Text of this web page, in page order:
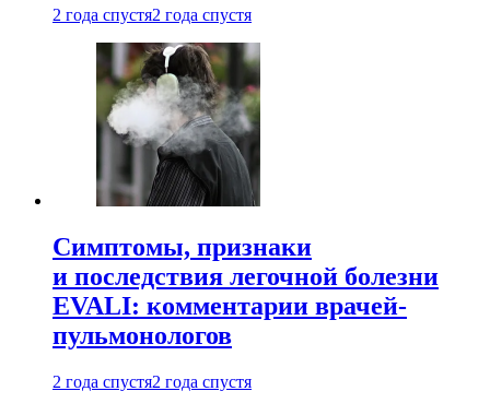
2 года спустя2 года спустя
Симптомы, признаки
и последствия легочной болезни
EVALI: комментарии врачей-
пульмонологов
2 года спустя2 года спустя